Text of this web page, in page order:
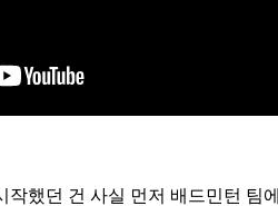
작했던 건 사실 먼저 배드민턴 팀